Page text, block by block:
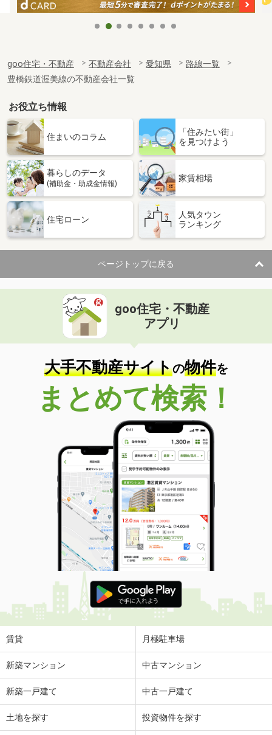
goo住宅・不動産 不動産会社 愛知県
路線一覧
豊橋鉄道渥美線の不動産会社一覧
お役立ち情報
住まいのコラム
「住みたい街」
を見つけよう
暮らしのデータ
(補助金・助成金情報)
家賃相場
住宅ローン
人気タウン
ランキング
ページトップに戻る
goo住宅・不動産
アプリ
大手不動産サイトの物件を
まとめて検索！
賃貸 月極駐車場
新築マンション 中古マンション
新築一戸建て 中古一戸建て
土地を探す 投資物件を探す